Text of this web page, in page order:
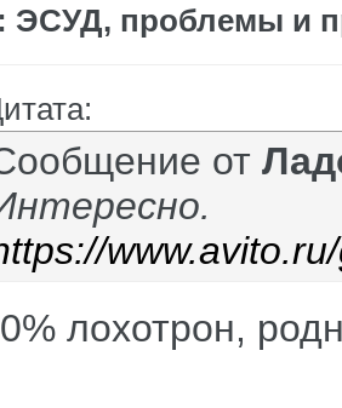
ЭСУД, проблемы и
от
лохотрон,